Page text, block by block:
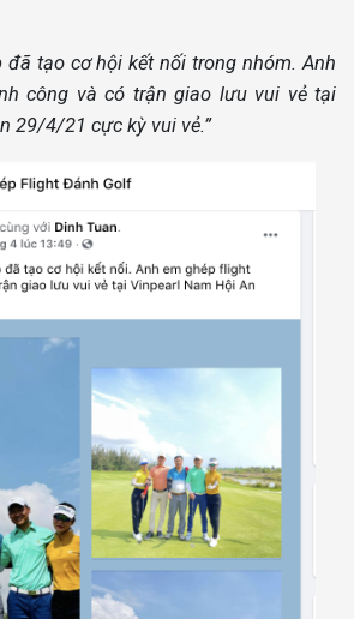
đã tạo cơ hội kết nối trong nhóm. Anh
công và có trận giao lưu vui vẻ tại
29/4/21 cực kỳ vui vẻ.”